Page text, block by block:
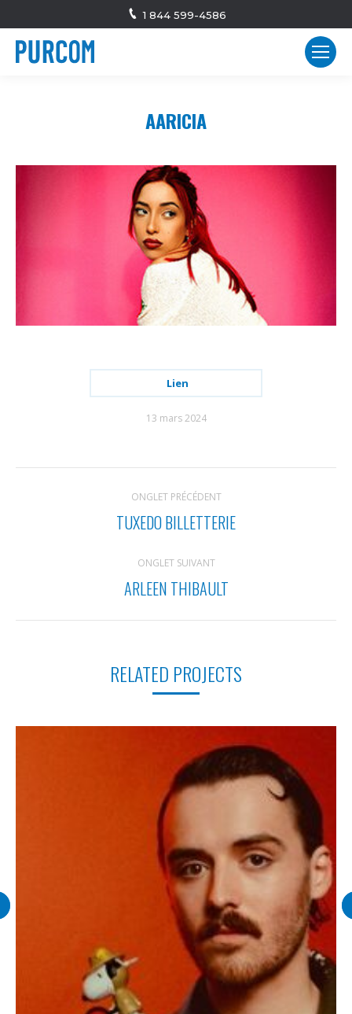
1 844 599-4586
AARICIA
Lien
13 mars 2024
COMMENTAIRE
ONGLET PRÉCÉDENT
Onglet
TUXEDO BILLETTERIE
ONGLET SUIVANT
Projets
ARLEEN THIBAULT
RELATED PROJECTS